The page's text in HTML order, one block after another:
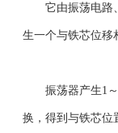
它由振荡电路、
生一个与铁芯位移
振荡器产生1～
换，得到与铁芯位